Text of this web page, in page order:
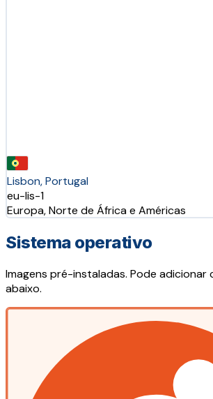
Lisbon, Portugal
eu-lis-1
Europa, Norte de África e Américas
Sistema operativo
Imagens pré-instaladas. Pode adicionar
abaixo.